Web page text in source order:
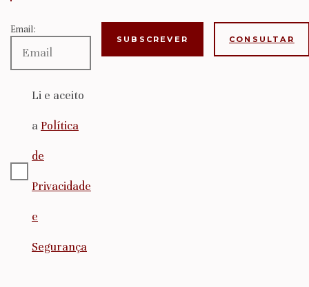
Email:
Li e aceito
a Política
de
Privacidade
e
Segurança
CONSULTAR